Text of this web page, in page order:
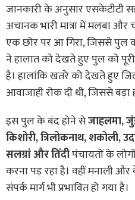
जानकारी के अनुसार एसकेटीटी
अचानक भारी मात्रा में मलबा
एक छोर पर आ गिरा, जिससे पुल
ने हालात को देखते हुए पुल को
है। हालांकि खतरे को देखते हुए
आवाजाही रोक दी थी, जिससे बड़ा
इस पुल के बंद होने सेजाहलमा,
किशोरी, त्रिलोकनाथ, शकोली,
सलग्रां और तिंदीपंचायतों के
करना पड़ रहा है। वहीं मनाली
संपर्क मार्ग भी प्रभावित हो गया है।